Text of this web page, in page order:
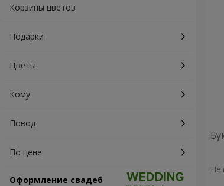
Корзины цветов
Подарки
Цветы
Кому
Повод
По цене
Оформление свадеб